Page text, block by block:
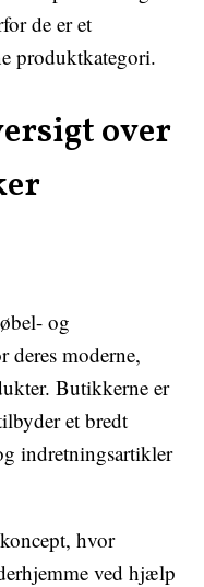
de er et
produktkategori.
over
og
deres moderne,
Butikkerne er
et bredt
indretningsartikler
hvor
ved hjælp